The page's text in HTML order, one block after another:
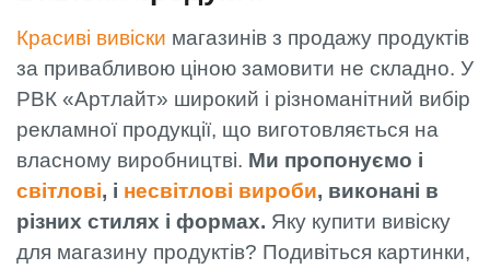
Красиві вивіски магазинів з продажу продуктів
за привабливою ціною замовити не складно. У
РВК «Артлайт» широкий і різноманітний вибір
рекламної продукції, що виготовляється на
власному виробництві. Ми пропонуємо і
світлові, і несвітлові вироби, виконані в
різних стилях і формах. Яку купити вивіску
для магазину продуктів? Подивіться картинки,